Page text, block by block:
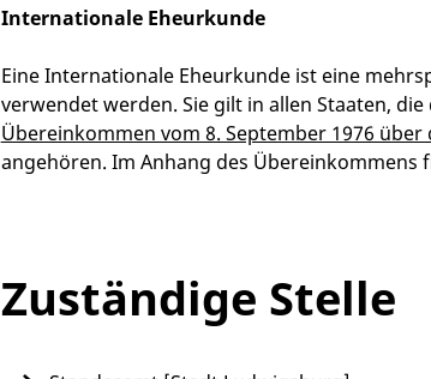
Internationale Eheurkunde
Eine Internationale Eheurkunde ist eine
verwendet werden. Sie gilt in allen Staaten, die
Übereinkommen vom 8. September 1976
angehören. Im Anhang des Übereinkommens
Zuständige Stelle